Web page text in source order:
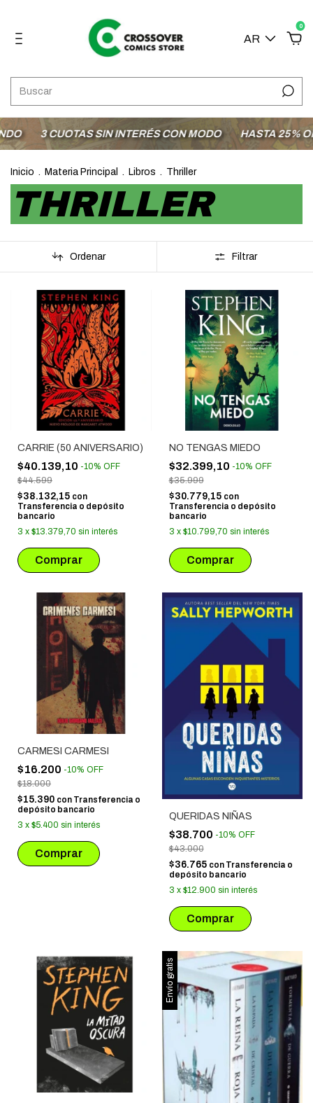
AR
0
3 CUOTAS SIN INTERÉS CON MODO HASTA 25% OFF
Inicio . Materia Principal . Libros . Thriller
THRILLER
Ordenar Filtrar
CARRIE (50 ANIVERSARIO)
$40.139,10 -10% OFF
$44.599
$38.132,15 con
Transferencia o depósito
bancario
3 x $13.379,70 sin interés
NO TENGAS MIEDO
$32.399,10 -10% OFF
$35.999
$30.779,15 con
Transferencia o depósito
bancario
3 x $10.799,70 sin interés
CARMESI CARMESI
$16.200 -10% OFF
$18.000
$15.390 con Transferencia o
depósito bancario
3 x $5.400 sin interés
QUERIDAS NIÑAS
$38.700 -10% OFF
$43.000
$36.765 con Transferencia o
depósito bancario
3 x $12.900 sin interés
Envío gratis